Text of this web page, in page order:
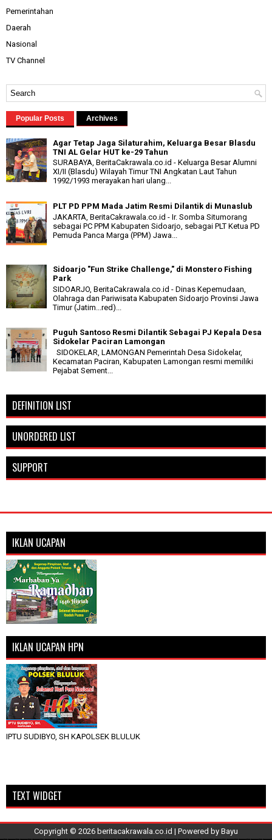
Pemerintahan
Daerah
Nasional
TV Channel
Popular Posts Archives
Agar Tetap Jaga Silaturahim, Keluarga Besar Blasdu
TNI AL Gelar HUT ke-29 Tahun
SURABAYA, BeritaCakrawala.co.id - Keluarga Besar Alumni
XI/II (Blasdu) Wilayah Timur TNI Angkatan Laut Tahun
1992/1993 merayakan hari ulang...
PLT PD PPM Mada Jatim Resmi Dilantik di Munaslub
JAKARTA, BeritaCakrawala.co.id - Ir. Somba Situmorang
sebagai PC PPM Kabupaten Sidoarjo, sebagai PLT Ketua PD
Pemuda Panca Marga (PPM) Jawa...
Sidoarjo "Fun Strike Challenge," di Monstero Fishing
Park
SIDOARJO, BeritaCakrawala.co.id - Dinas Kepemudaan,
Olahraga dan Pariwisata Kabupaten Sidoarjo Provinsi Jawa
Timur (Jatim...red)...
Puguh Santoso Resmi Dilantik Sebagai PJ Kepala Desa
Sidokelar Paciran Lamongan
SIDOKELAR, LAMONGAN Pemerintah Desa Sidokelar,
Kecamatan Paciran, Kabupaten Lamongan resmi memiliki
Pejabat Sement...
DEFINITION LIST
UNORDERED LIST
SUPPORT
IKLAN UCAPAN
IKLAN UCAPAN HPN
IPTU SUDIBYO, SH KAPOLSEK BLULUK
TEXT WIDGET
Copyright © 2026 beritacakrawala.co.id | Powered by Bayu